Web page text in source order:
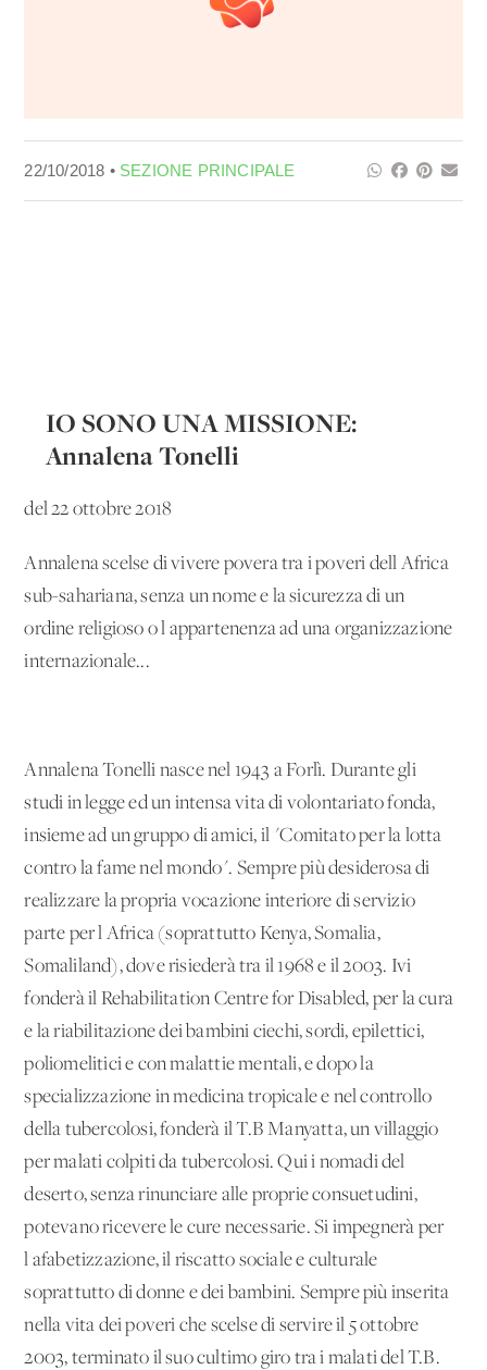
22/10/2018 • SEZIONE PRINCIPALE
IO SONO UNA MISSIONE:
Annalena Tonelli
del 22 ottobre 2018
Annalena scelse di vivere povera tra i poveri dell'Africa
sub-sahariana, senza un nome e la sicurezza di un
ordine religioso o l'appartenenza ad una organizzazione
internazionale...
Annalena Tonelli nasce nel 1943 a Forlì. Durante gli
studi in legge ed un'intensa vita di volontariato fonda,
insieme ad un gruppo di amici, il "Comitato per la lotta
contro la fame nel mondo". Sempre più desiderosa di
realizzare la propria vocazione interiore di servizio
parte per l'Africa (soprattutto Kenya, Somalia,
Somaliland), dove risiederà tra il 1968 e il 2003. Ivi
fonderà il Rehabilitation Centre for Disabled, per la cura
e la riabilitazione dei bambini ciechi, sordi, epilettici,
poliomelitici e con malattie mentali, e dopo la
specializzazione in medicina tropicale e nel controllo
della tubercolosi, fonderà il T.B Manyatta, un villaggio
per malati colpiti da tubercolosi. Qui i nomadi del
deserto, senza rinunciare alle proprie consuetudini,
potevano ricevere le cure necessarie. Si impegnerà per
l'afabetizzazione, il riscatto sociale e culturale
soprattutto di donne e dei bambini. Sempre più inserita
nella vita dei poveri che scelse di servire il 5 ottobre
2003, terminato il suo cultimo giro tra i malati del T.B.